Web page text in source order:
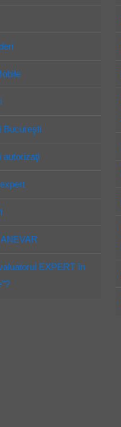
Bucureşti
autorizaţi
EXPERT în